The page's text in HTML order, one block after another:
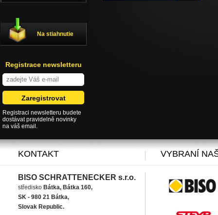
Na stiahnutie
Registrace newsletteru
Registraci newsletteru budete
dostávat pravidelně novinky
na váš email.
KONTAKT
BISO SCHRATTENECKER s.r.o.
středisko Bátka, Bátka 160,
SK - 980 21 Bátka,
Slovak Republic.
VYBRANÍ